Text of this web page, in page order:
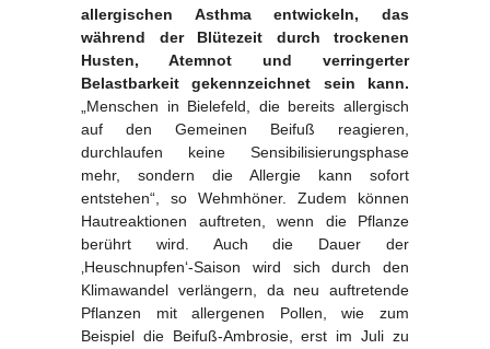
allergischen Asthma entwickeln, das
während der Blütezeit durch trockenen
Husten, Atemnot und verringerter
Belastbarkeit gekennzeichnet sein kann.
„Menschen in Bielefeld, die bereits allergisch
auf den Gemeinen Beifuß reagieren,
durchlaufen keine Sensibilisierungsphase
mehr, sondern die Allergie kann sofort
entstehen“, so Wehmhöner. Zudem können
Hautreaktionen auftreten, wenn die Pflanze
berührt wird. Auch die Dauer der
‚Heuschnupfen‘-Saison wird sich durch den
Klimawandel verlängern, da neu auftretende
Pflanzen mit allergenen Pollen, wie zum
Beispiel die Beifuß-Ambrosie, erst im Juli zu